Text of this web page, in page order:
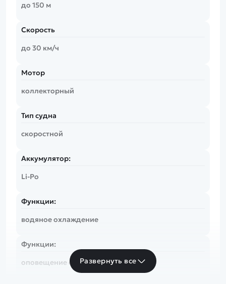
до 150 м
Скорость
до 30 км/ч
Мотор
коллекторный
Тип судна
скоростной
Аккумулятор:
Li-Po
Функции:
водяное охлаждение
Функции:
оповещение о низком заряде
Развернуть все